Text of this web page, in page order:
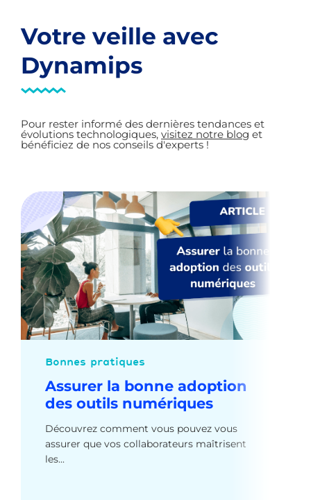
Votre veille avec
Dynamips
Pour rester informé des dernières tendances et
évolutions technologiques, visitez notre blog et
bénéficiez de nos conseils d'experts !
Bonnes pratiques
Assurer la bonne adoption
des outils numériques
Découvrez comment vous pouvez vous
assurer que vos collaborateurs maîtrisent
les...